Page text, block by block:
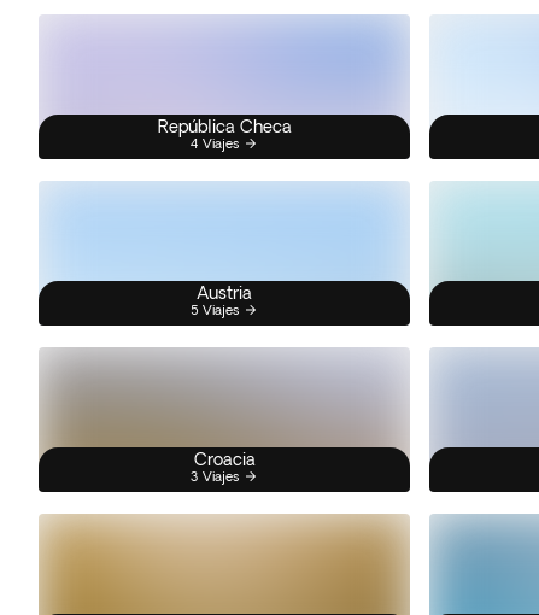
República Checa
4 Viajes
Austria
5 Viajes
Croacia
3 Viajes